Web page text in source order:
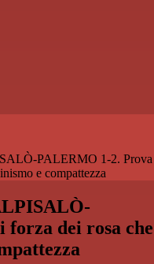
PALERMO 1-2. Prova
e compattezza
dei rosa che